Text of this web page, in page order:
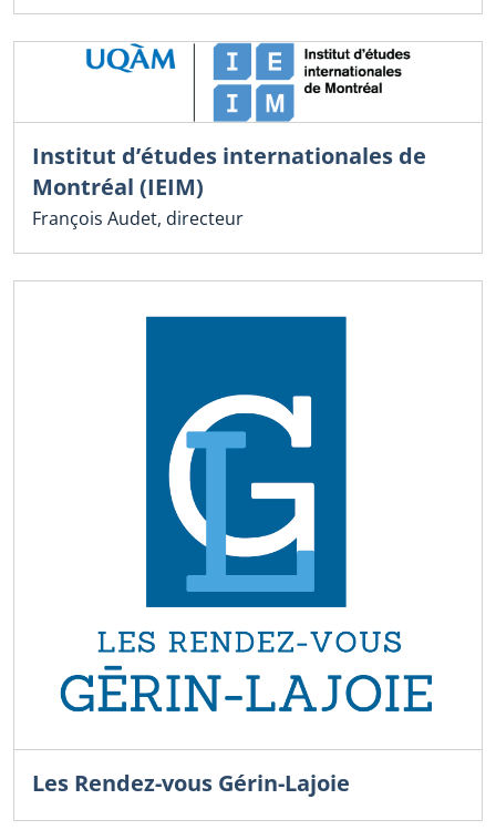
Institut d’études internationales de
Montréal (IEIM)
François Audet, directeur
Les Rendez-vous Gérin-Lajoie